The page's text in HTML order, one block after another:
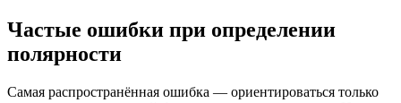
Частые ошибки при определении
полярности
Самая распространённая ошибка — ориентироваться только